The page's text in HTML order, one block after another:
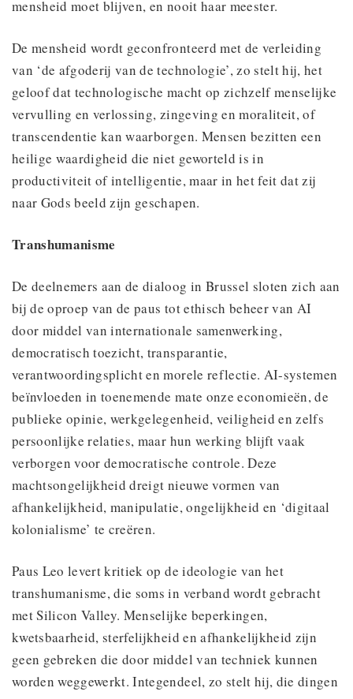
mensheid moet blijven, en nooit haar meester.
De mensheid wordt geconfronteerd met de verleiding
van ‘de afgoderij van de technologie’, zo stelt hij, het
geloof dat technologische macht op zichzelf menselijke
vervulling en verlossing, zingeving en moraliteit, of
transcendentie kan waarborgen. Mensen bezitten een
heilige waardigheid die niet geworteld is in
productiviteit of intelligentie, maar in het feit dat zij
naar Gods beeld zijn geschapen.
Transhumanisme
De deelnemers aan de dialoog in Brussel sloten zich aan
bij de oproep van de paus tot ethisch beheer van AI
door middel van internationale samenwerking,
democratisch toezicht, transparantie,
verantwoordingsplicht en morele reflectie. AI-systemen
beïnvloeden in toenemende mate onze economieën, de
publieke opinie, werkgelegenheid, veiligheid en zelfs
persoonlijke relaties, maar hun werking blijft vaak
verborgen voor democratische controle. Deze
machtsongelijkheid dreigt nieuwe vormen van
afhankelijkheid, manipulatie, ongelijkheid en ‘digitaal
kolonialisme’ te creëren.
Paus Leo levert kritiek op de ideologie van het
transhumanisme, die soms in verband wordt gebracht
met Silicon Valley. Menselijke beperkingen,
kwetsbaarheid, sterfelijkheid en afhankelijkheid zijn
geen gebreken die door middel van techniek kunnen
worden weggewerkt. Integendeel, zo stelt hij, die dingen